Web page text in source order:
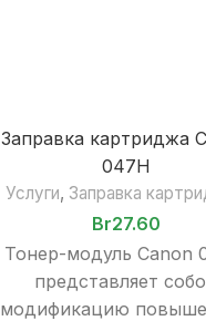
Заправка картриджа
047Н
Услуги, Заправка
Br27.60
Тонер-модуль Canon
представляет
модификацию